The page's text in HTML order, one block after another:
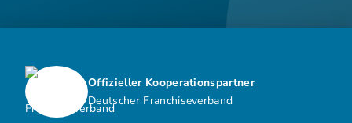
Offizieller Kooperationspartner
Deutscher Franchiseverband